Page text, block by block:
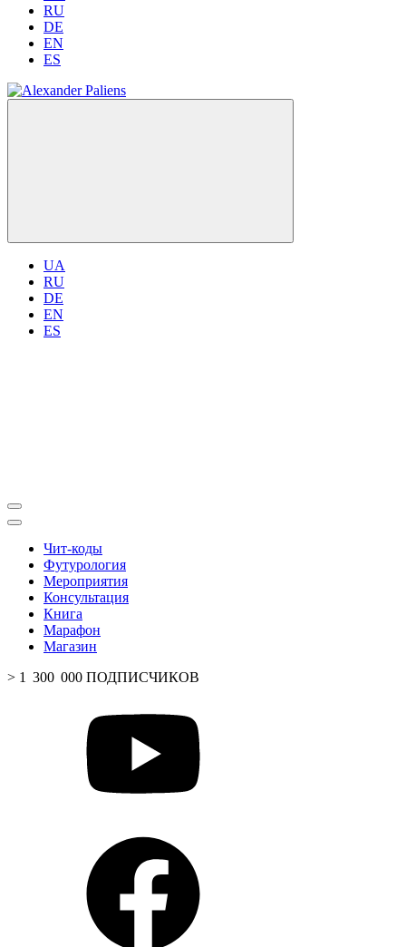
RU
DE
EN
ES
UA
RU
DE
EN
ES
Чит-коды
Футурология
Мероприятия
Консультация
Книга
Марафон
Магазин
> 1 300 000 ПОДПИСЧИКОВ